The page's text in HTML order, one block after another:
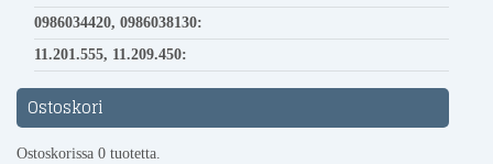
0986034420, 0986038130:
11.201.555, 11.209.450:
Ostoskori
Ostoskorissa 0 tuotetta.